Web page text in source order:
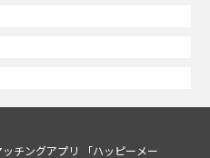
チングアプリ 「ハッピーメー